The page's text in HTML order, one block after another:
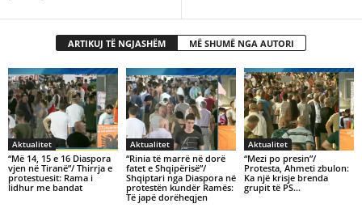
ARTIKUJ TË NGJASHËM MË SHUMË NGA AUTORI
Aktualitet
“Më 14, 15 e 16 Diaspora
vjen në Tiranë”/ Thirrja e
protestuesit: Rama i
lidhur me bandat
Aktualitet
“Rinia të marrë në dorë
fatet e Shqipërisë”/
Shqiptari nga Diaspora në
protestën kundër Ramës:
Të japë dorëheqjen
Aktualitet
“Mezi po presin”/
Protesta, Ahmeti zbulon:
Ka një krisje brenda
grupit të PS…